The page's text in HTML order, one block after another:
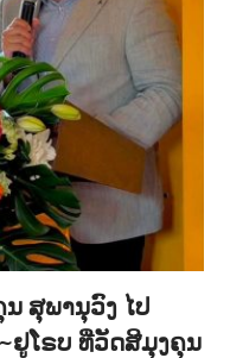
ສຸພານຸວົງ ໄປ
ຢູໂຣບ ທີ່ວັດສີມຸງຄຸນ